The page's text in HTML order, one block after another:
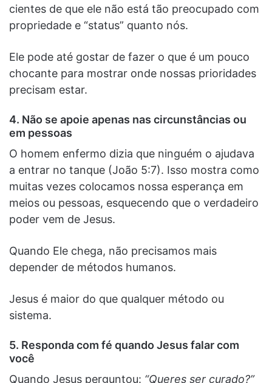
cientes de que ele não está tão preocupado com
propriedade e “status” quanto nós.
Ele pode até gostar de fazer o que é um pouco
chocante para mostrar onde nossas prioridades
precisam estar.
4. Não se apoie apenas nas circunstâncias ou
em pessoas
O homem enfermo dizia que ninguém o ajudava
a entrar no tanque (João 5:7). Isso mostra como
muitas vezes colocamos nossa esperança em
meios ou pessoas, esquecendo que o verdadeiro
poder vem de Jesus.
Quando Ele chega, não precisamos mais
depender de métodos humanos.
Jesus é maior do que qualquer método ou
sistema.
5. Responda com fé quando Jesus falar com
você
Quando Jesus perguntou: “Queres ser curado?”